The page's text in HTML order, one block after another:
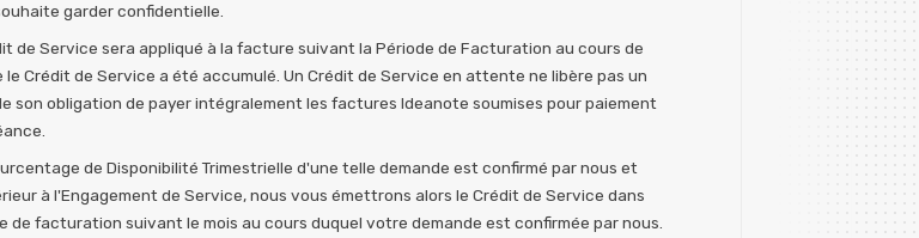
garder confidentielle.
de Service sera appliqué à la facture suivant la Période de Facturation au cours de
le Crédit de Service a été accumulé. Un Crédit de Service en attente ne libère pas un
son obligation de payer intégralement les factures Ideanote soumises pour paiement
de Disponibilité Trimestrielle d'une telle demande est confirmé par nous et
à l'Engagement de Service, nous vous émettrons alors le Crédit de Service dans
de facturation suivant le mois au cours duquel votre demande est confirmée par nous.